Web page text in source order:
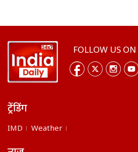
FOLLOW US ON
ट्रेंडिंग
IMD Weather